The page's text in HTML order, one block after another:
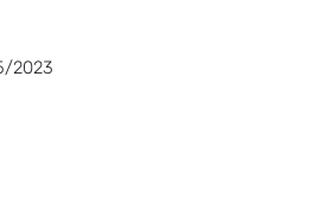
2023